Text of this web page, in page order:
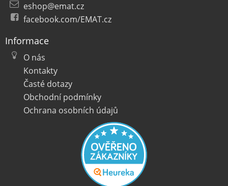
eshop@emat.cz
facebook.com/EMAT.cz
Informace
O nás
Kontakty
Časté dotazy
Obchodní podmínky
Ochrana osobních údajů